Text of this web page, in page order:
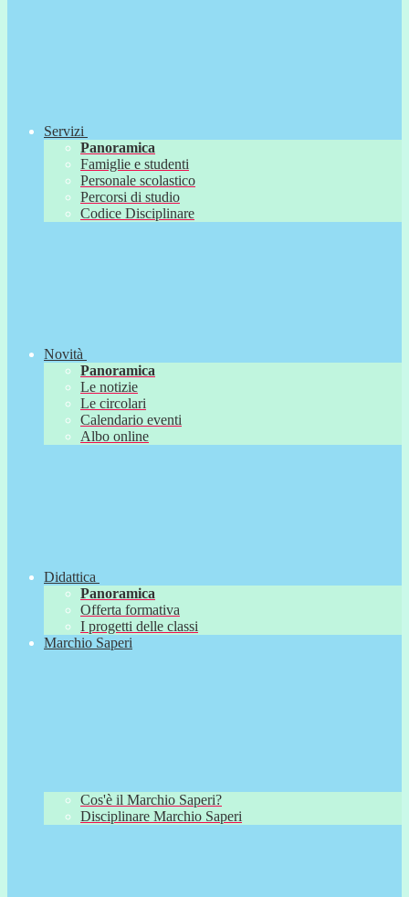
Servizi
Panoramica
Famiglie e studenti
Personale scolastico
Percorsi di studio
Codice Disciplinare
Novità
Panoramica
Le notizie
Le circolari
Calendario eventi
Albo online
Didattica
Panoramica
Offerta formativa
I progetti delle classi
Marchio Saperi
Cos'è il Marchio Saperi?
Disciplinare Marchio Saperi